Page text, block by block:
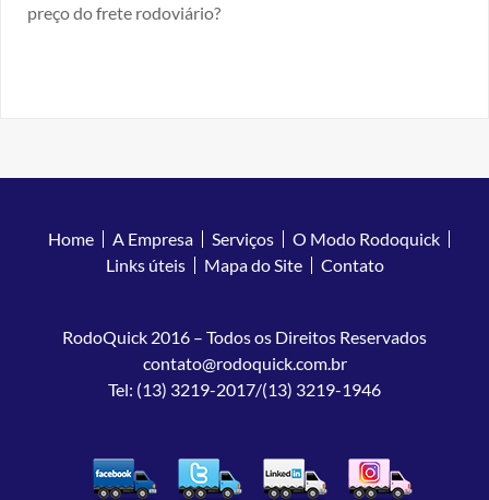
preço do frete rodoviário?
Home A Empresa Serviços
O Modo Rodoquick
Links úteis
Mapa do Site Contato
RodoQuick 2016 – Todos os Direitos Reservados
contato@rodoquick.com.br
Tel: (13) 3219-2017/(13) 3219-1946